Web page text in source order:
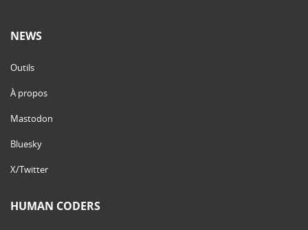
NEWS
Outils
À propos
Mastodon
Bluesky
X/Twitter
HUMAN CODERS